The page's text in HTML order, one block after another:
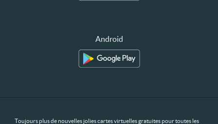
Android
Toujours plus de nouvelles jolies cartes virtuelles gratuites pour toutes les